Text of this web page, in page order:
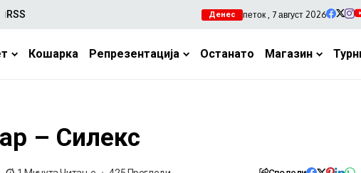
RSS Денес петок , 7 август 2026
Кошарка Репрезентација Останато Магазин
– Силекс